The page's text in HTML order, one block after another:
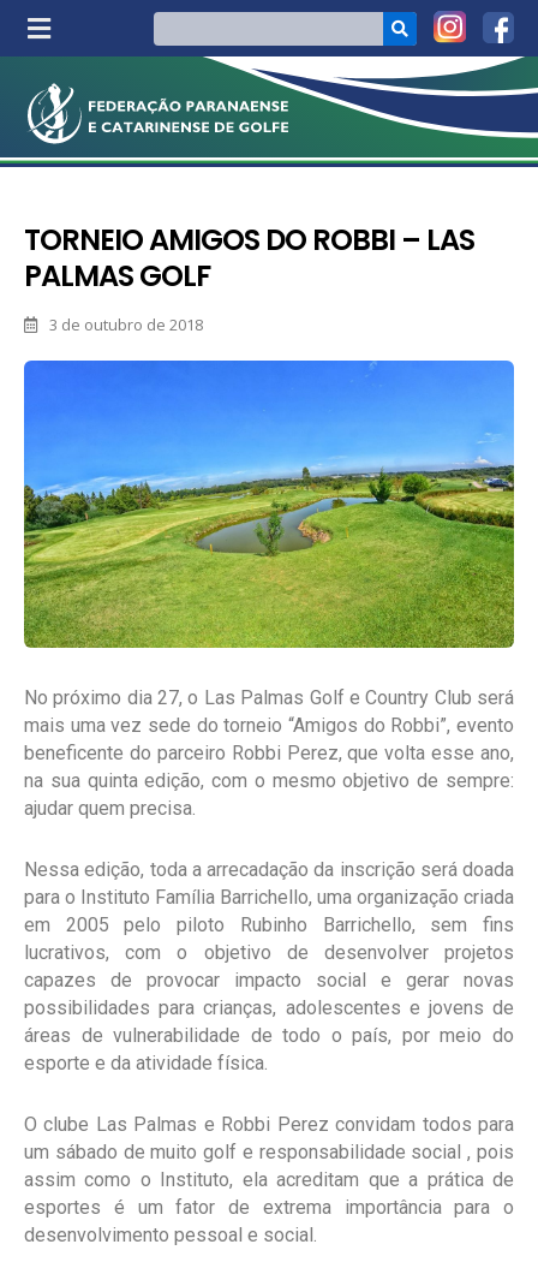
TORNEIO AMIGOS DO ROBBI – LAS
PALMAS GOLF
3 de outubro de 2018
No próximo dia 27, o Las Palmas Golf e Country Club será
mais uma vez sede do torneio “Amigos do Robbi”, evento
beneficente do parceiro Robbi Perez, que volta esse ano,
na sua quinta edição, com o mesmo objetivo de sempre:
ajudar quem precisa.
Nessa edição, toda a arrecadação da inscrição será doada
para o Instituto Família Barrichello, uma organização criada
em 2005 pelo piloto Rubinho Barrichello, sem fins
lucrativos, com o objetivo de desenvolver projetos
capazes de provocar impacto social e gerar novas
possibilidades para crianças, adolescentes e jovens de
áreas de vulnerabilidade de todo o país, por meio do
esporte e da atividade física.
O clube Las Palmas e Robbi Perez convidam todos para
um sábado de muito golf e responsabilidade social , pois
assim como o Instituto, ela acreditam que a prática de
esportes é um fator de extrema importância para o
desenvolvimento pessoal e social.